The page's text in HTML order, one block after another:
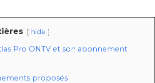
hide
Pro ONTV et son abonnement
proposés